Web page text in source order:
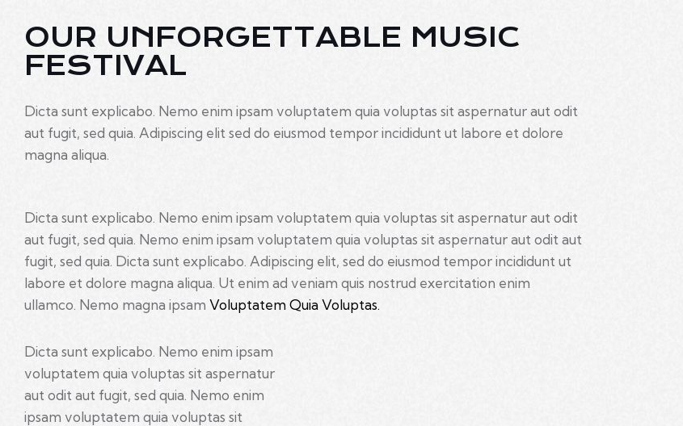
OUR UNFORGETTABLE MUSIC
FESTIVAL
Dicta sunt explicabo. Nemo enim ipsam voluptatem quia voluptas sit aspernatur aut odit
aut fugit, sed quia. Adipiscing elit sed do eiusmod tempor incididunt ut labore et dolore
magna aliqua.
Dicta sunt explicabo. Nemo enim ipsam voluptatem quia voluptas sit aspernatur aut odit
aut fugit, sed quia. Nemo enim ipsam voluptatem quia voluptas sit aspernatur aut odit aut
fugit, sed quia. Dicta sunt explicabo. Adipiscing elit, sed do eiusmod tempor incididunt ut
labore et dolore magna aliqua. Ut enim ad veniam quis nostrud exercitation enim
ullamco. Nemo magna ipsam Voluptatem Quia Voluptas.
Dicta sunt explicabo. Nemo enim ipsam
voluptatem quia voluptas sit aspernatur
aut odit aut fugit, sed quia. Nemo enim
ipsam voluptatem quia voluptas sit